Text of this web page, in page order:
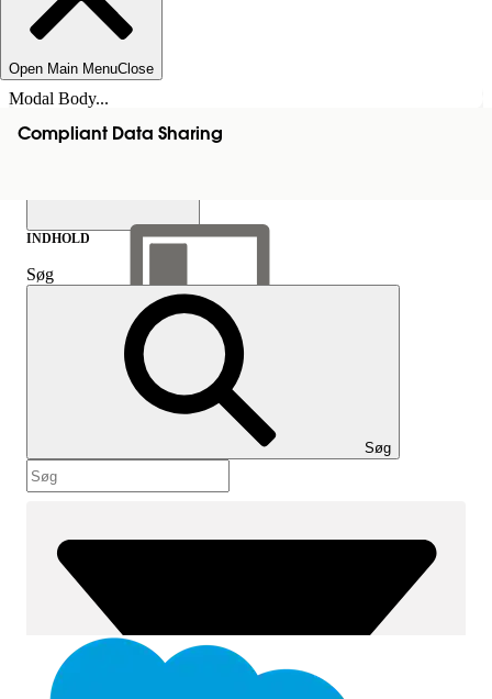
Open Main MenuClose
Modal Body...
Compliant Data Sharing
Vis indholdsfortegnelse
Indhold
INDHOLD
Søg
Søg